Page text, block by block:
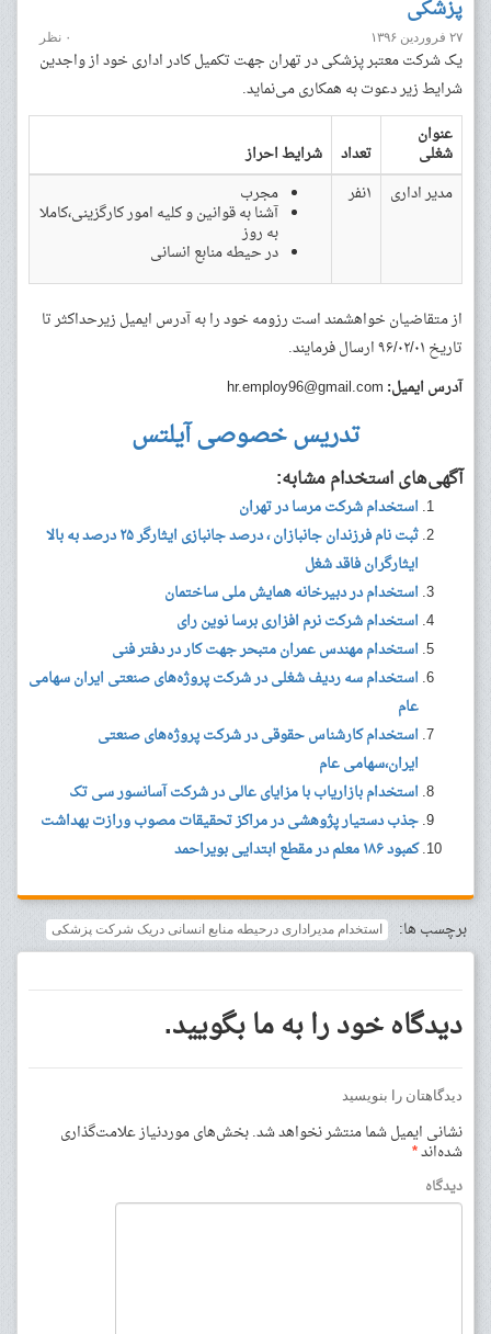
پزشکی
۲۷ فروردین ۱۳۹۶ ۰ نظر
یک شرکت معتبر پزشکی در تهران جهت تکمیل کادر اداری خود از واجدین
شرایط زیر دعوت به همکاری می‌نماید.
عنوان
شغلی تعداد
شرایط احراز
مدیر اداری
۱نفر مجرب
آشنا به قوانین و کلیه امور کارگزینی،کاملا
به روز
در حیطه منابع انسانی
از متقاضیان خواهشمند است رزومه خود را به آدرس ایمیل زیرحداکثر تا
تاریخ ۹۶/۰۲/۰۱ ارسال فرمایند.
آدرس ایمیل: hr.employ96@gmail.com
تدریس خصوصی آیلتس
آگهی‌های استخدام مشابه:
استخدام شرکت مرسا در تهران
ثبت نام فرزندان جانبازان ، درصد جانبازی ایثارگر ۲۵ درصد به بالا
ایثارگران فاقد شغل
استخدام در دبیرخانه همایش ملی ساختمان
استخدام شرکت نرم افزاری برسا نوین رای
استخدام مهندس عمران متبحر جهت کار در دفتر فنی
استخدام سه ردیف شغلی در شرکت پروژه‌های صنعتی ایران سهامی
عام
استخدام کارشناس حقوقی در شرکت پروژه‌های صنعتی
ایران،سهامی عام
استخدام بازاریاب با مزایای عالی در شرکت آسانسور سی تک
جذب دستیار پ‍ژوهشی در مراکز تحقیقات مصوب ورازت بهداشت
کمبود ۱۸۶ معلم در مقطع ابتدایی بویراحمد
برچسب ها: استخدام مدیراداری درحیطه منابع انسانی دریک شرکت پزشکی
دیدگاه خود را به ما بگویید.
دیدگاهتان را بنویسید
نشانی ایمیل شما منتشر نخواهد شد.بخش‌های موردنیاز علامت‌گذاری
شده‌اند*
دیدگاه